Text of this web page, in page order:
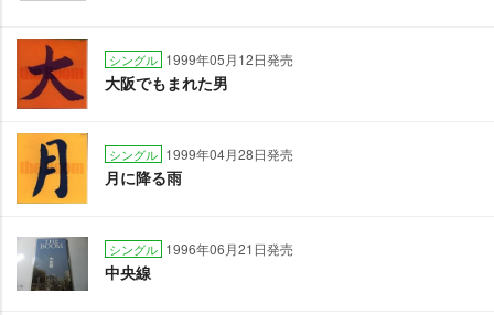
シングル 1999年05月12日発売
大阪でもまれた男
シングル 1999年04月28日発売
月に降る雨
シングル 1996年06月21日発売
中央線